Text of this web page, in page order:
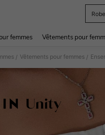
Robe
femmes Vêtements pour
/ Vêtements pour femmes /